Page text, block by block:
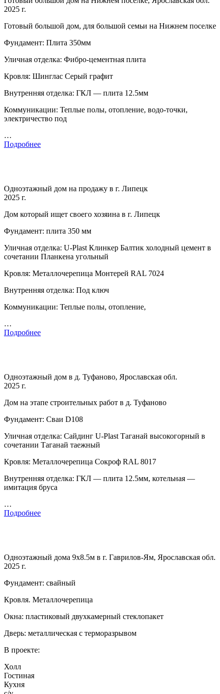
2025 г.
Готовый большой дом, для большой семьи на Нижнем поселке
Фундамент: Плита 350мм
Уличная отделка: Фибро-цементная плита
Кровля: Шинглас Серый графит
Внутренняя отделка: ГКЛ — плита 12.5мм
Коммуникации: Теплые полы, отопление, водо-точки,
электричество под
…
Подробнее
Одноэтажный дом на продажу в г. Липецк
2025 г.
Дом который ищет своего хозяина в г. Липецк
Фундамент: плита 350 мм
Уличная отделка: U-Plast Клинкер Балтик холодный цемент в
сочетании Планкена угольный
Кровля: Металлочерепица Монтерей RAL 7024
Внутренняя отделка: Под ключ
Коммуникации: Теплые полы, отопление,
…
Подробнее
Одноэтажный дом в д. Туфаново, Ярославская обл.
2025 г.
Дом на этапе строительных работ в д. Туфаново
Фундамент: Сваи D108
Уличная отделка: Сайдинг U-Plast Таганай высокогорный в
сочетании Таганай таежный
Кровля: Металлочерепица Сокроф RAL 8017
Внутренняя отделка: ГКЛ — плита 12.5мм, котельная —
имитация бруса
…
Подробнее
Одноэтажный дома 9х8.5м в г. Гаврилов-Ям, Ярославская обл.
2025 г.
Фундамент: свайный
Кровля. Металлочерепица
Окна: пластиковый двухкамерный стеклопакет
Дверь: металлическая с терморазрывом
В проекте:
Холл
Гостиная
Кухня